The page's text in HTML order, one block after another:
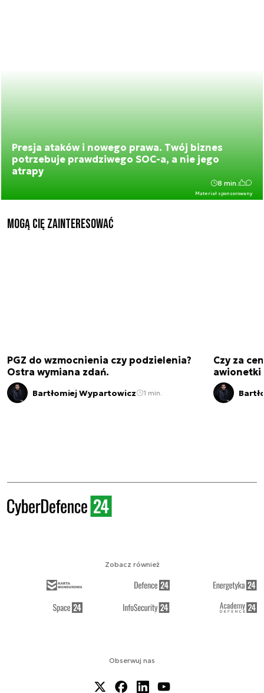
Presja ataków i nowego prawa. Twój biznes
potrzebuje prawdziwego SOC-a, a nie jego
atrapy
Materiał sponsorowany
8 min.
Mogą Cię zainteresować
PGZ do wzmocnienia czy podzielenia?
Ostra wymiana zdań.
Bartłomiej Wypartowicz 1 min.
Czy za
awionetki
Obserwuj nas
Zobacz również